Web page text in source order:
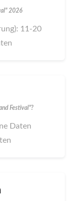
2026
11-20
Festival"?
Daten